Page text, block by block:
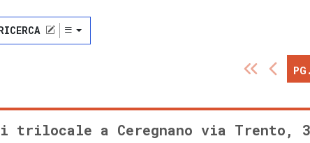
trilocale a Ceregnano via Trento,